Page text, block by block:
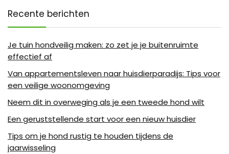
Recente berichten
Je tuin hondveilig maken: zo zet je je buitenruimte
effectief af
Van appartementsleven naar huisdierparadijs: Tips voor
een veilige woonomgeving
Neem dit in overweging als je een tweede hond wilt
Een geruststellende start voor een nieuw huisdier
Tips om je hond rustig te houden tijdens de
jaarwisseling